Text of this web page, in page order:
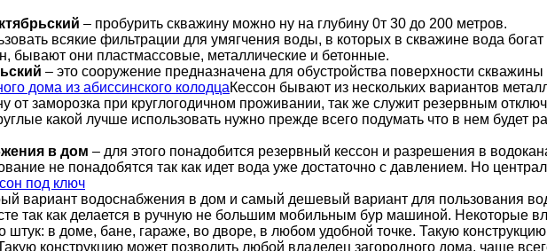
– пробурить скважину можно ну на глубину 0т 30 до 200 метров.
всякие фильтрации для умягчения воды, в которых в скважине вода
бывают они пластмассовые, металлические и бетонные.
– это сооружение предназначена для обустройства поверхности
Кессон бывают из нескольких вариантов
от заморозка при круглогодичном проживании, так же служит резервным
какой лучше использовать нужно прежде всего подумать что в нем будет
в дом – для этого понадобится резервный кессон и разрешения в
не понадобятся так как идет вода уже достаточно с давлением. Но
вариант водоснабжения в дом и самый дешевый вариант для пользования
так как делается в ручную не большим мобильным бур машиной. Некоторые
штук: в доме, бане, гараже, во дворе, в любом удобной точке. Такую
конструкцию может позволить любой владелец загородного дома, чаще